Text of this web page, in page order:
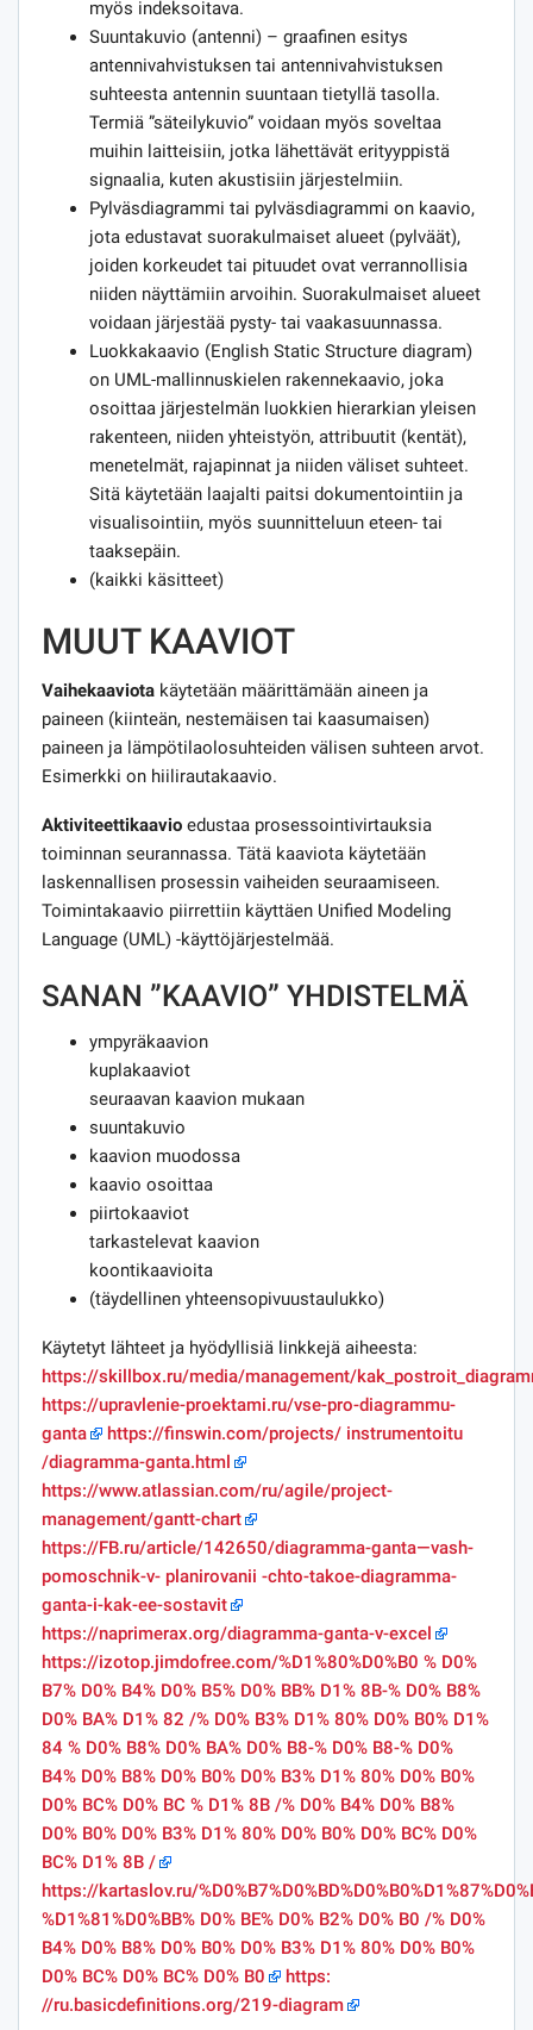
myös indeksoitava.
Suuntakuvio (antenni) – graafinen esitys
antennivahvistuksen tai antennivahvistuksen
suhteesta antennin suuntaan tietyllä tasolla.
Termiä ”säteilykuvio” voidaan myös soveltaa
muihin laitteisiin, jotka lähettävät erityyppistä
signaalia, kuten akustisiin järjestelmiin.
Pylväsdiagrammi tai pylväsdiagrammi on kaavio,
jota edustavat suorakulmaiset alueet (pylväät),
joiden korkeudet tai pituudet ovat verrannollisia
niiden näyttämiin arvoihin. Suorakulmaiset alueet
voidaan järjestää pysty- tai vaakasuunnassa.
Luokkakaavio (English Static Structure diagram)
on UML-mallinnuskielen rakennekaavio, joka
osoittaa järjestelmän luokkien hierarkian yleisen
rakenteen, niiden yhteistyön, attribuutit (kentät),
menetelmät, rajapinnat ja niiden väliset suhteet.
Sitä käytetään laajalti paitsi dokumentointiin ja
visualisointiin, myös suunnitteluun eteen- tai
taaksepäin.
(kaikki käsitteet)
MUUT KAAVIOT
Vaihekaaviota käytetään määrittämään aineen ja
paineen (kiinteän, nestemäisen tai kaasumaisen)
paineen ja lämpötilaolosuhteiden välisen suhteen arvot.
Esimerkki on hiilirautakaavio.
Aktiviteettikaavio edustaa prosessointivirtauksia
toiminnan seurannassa. Tätä kaaviota käytetään
laskennallisen prosessin vaiheiden seuraamiseen.
Toimintakaavio piirrettiin käyttäen Unified Modeling
Language (UML) -käyttöjärjestelmää.
SANAN ”KAAVIO” YHDISTELMÄ
ympyräkaavion
kuplakaaviot
seuraavan kaavion mukaan
suuntakuvio
kaavion muodossa
kaavio osoittaa
piirtokaaviot
tarkastelevat kaavion
koontikaavioita
(täydellinen yhteensopivuustaulukko)
Käytetyt lähteet ja hyödyllisiä linkkejä aiheesta:
https://skillbox.ru/media/management/
https://upravlenie-proektami.ru/vse-pro-diagrammu-
ganta
https://finswin.com/projects/ instrumentoitu
/diagramma-ganta.html
https://www.atlassian.com/ru/agile/project-
management/gantt-chart
https://FB.ru/article/142650/diagramma-ganta—vash-
pomoschnik-v- planirovanii -chto-takoe-diagramma-
ganta-i-kak-ee-sostavit
https://naprimerax.org/diagramma-ganta-v-excel
https://izotop.jimdofree.com/%D1%80%D0%B0 % D0%
B7% D0% B4% D0% B5% D0% BB% D1% 8B-% D0% B8%
D0% BA% D1% 82 /% D0% B3% D1% 80% D0% B0% D1%
84 % D0% B8% D0% BA% D0% B8-% D0% B8-% D0%
B4% D0% B8% D0% B0% D0% B3% D1% 80% D0% B0%
D0% BC% D0% BC % D1% 8B /% D0% B4% D0% B8%
D0% B0% D0% B3% D1% 80% D0% B0% D0% BC% D0%
BC% D1% 8B /
https://kartaslov.ru/
%D1%81%D0%BB% D0% BE% D0% B2% D0% B0 /% D0%
B4% D0% B8% D0% B0% D0% B3% D1% 80% D0% B0%
D0% BC% D0% BC% D0% B0
https:
//ru.basicdefinitions.org/219-diagram